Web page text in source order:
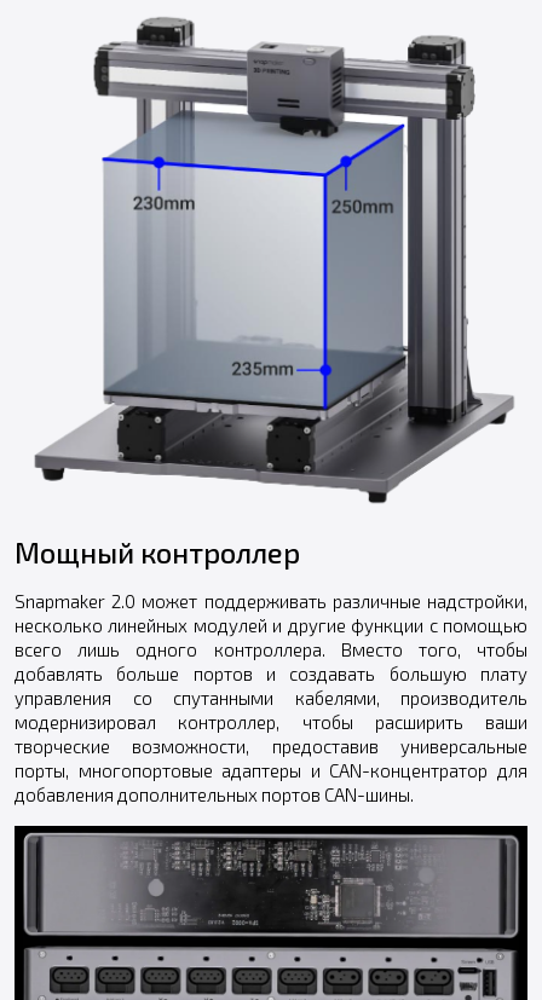
Мощный контроллер
Snapmaker 2.0 может поддерживать различные надстройки,
несколько линейных модулей и другие функции с помощью
всего лишь одного контроллера. Вместо того, чтобы
добавлять больше портов и создавать большую плату
управления со спутанными кабелями, производитель
модернизировал контроллер, чтобы расширить ваши
творческие возможности, предоставив универсальные
порты, многопортовые адаптеры и CAN-концентратор для
добавления дополнительных портов CAN-шины.